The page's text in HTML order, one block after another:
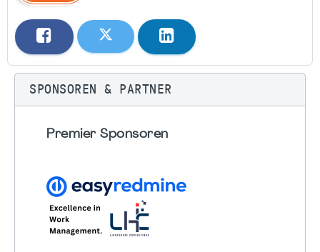
SPONSOREN & PARTNER
Premier Sponsoren